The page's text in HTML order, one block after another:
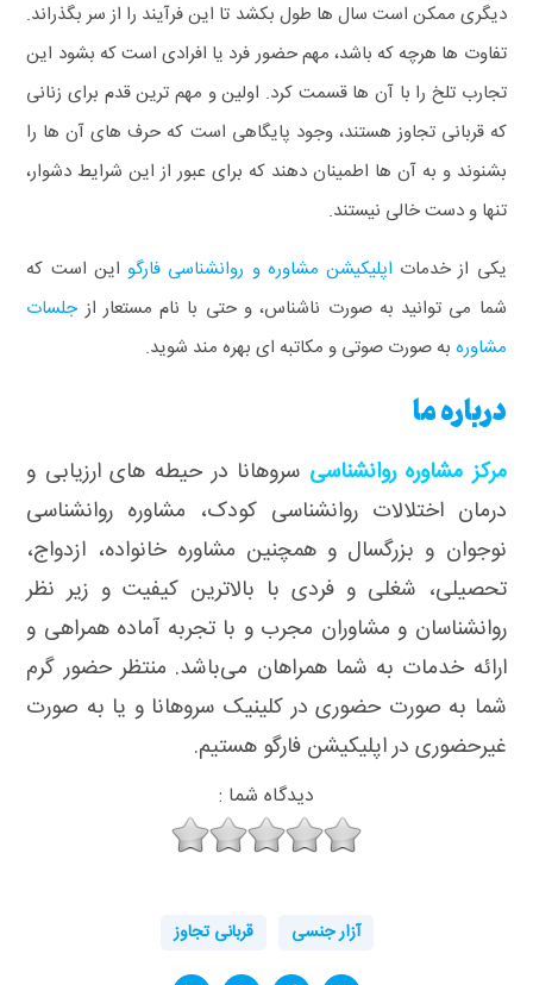
دیگری ممکن است سال ها طول بکشد تا این فرآیند را از سر بگذراند.
تفاوت ها هرچه که باشد، مهم حضور فرد یا افرادی است که بشود این
تجارب تلخ را با آن ها قسمت کرد. اولین و مهم ترین قدم برای زنانی
که قربانی تجاوز هستند، وجود پایگاهی است که حرف های آن ها را
بشنوند و به آن ها اطمینان دهند که برای عبور از این شرایط دشوار،
تنها و دست خالی نیستند.
یکی از خدمات اپلیکیشن مشاوره و روانشناسی فارگواین است که
شما می توانید به صورت ناشناس، و حتی با نام مستعار ازجلسات
مشاوره به صورت صوتی و مکاتبه ای بهره مند شوید.
درباره ما
مرکز مشاوره روانشناسی سروهانا در حیطه های ارزیابی و
درمان اختلالات روانشناسی کودک، مشاوره روانشناسی
نوجوان و بزرگسال و همچنین مشاوره خانواده، ازدواج،
تحصیلی، شغلی و فردی با بالاترین کیفیت و زیر نظر
روانشناسان و مشاوران مجرب و با تجربه آماده همراهی و
ارائه خدمات به شما همراهان می‌باشد. منتظر حضور گرم
شما به صورت حضوری در کلینیک سروهانا و یا به صورت
غیرحضوری در اپلیکیشن فارگو هستیم.
دیدگاه شما :
آزار جنسی قربانی تجاوز